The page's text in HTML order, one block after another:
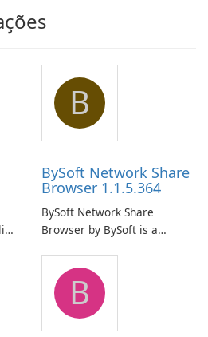
B
BySoft Network Share
Browser 1.1.5.364
BySoft Network Share
Browser by BySoft is a
application that allows users
to easily browse and manage
shared folders on their
network.
B